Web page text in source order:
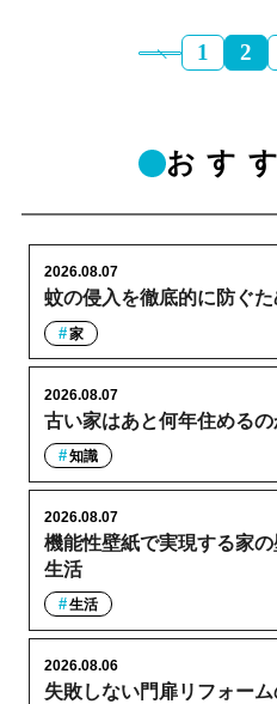
1 2
おす
蚊の侵入を徹底的に防ぐ
2026.08.07
家
古い家はあと何年住める
2026.08.07
知識
機能性壁紙で実現する家
生活
2026.08.07
生活
失敗しない門扉リフォー
2026.08.06